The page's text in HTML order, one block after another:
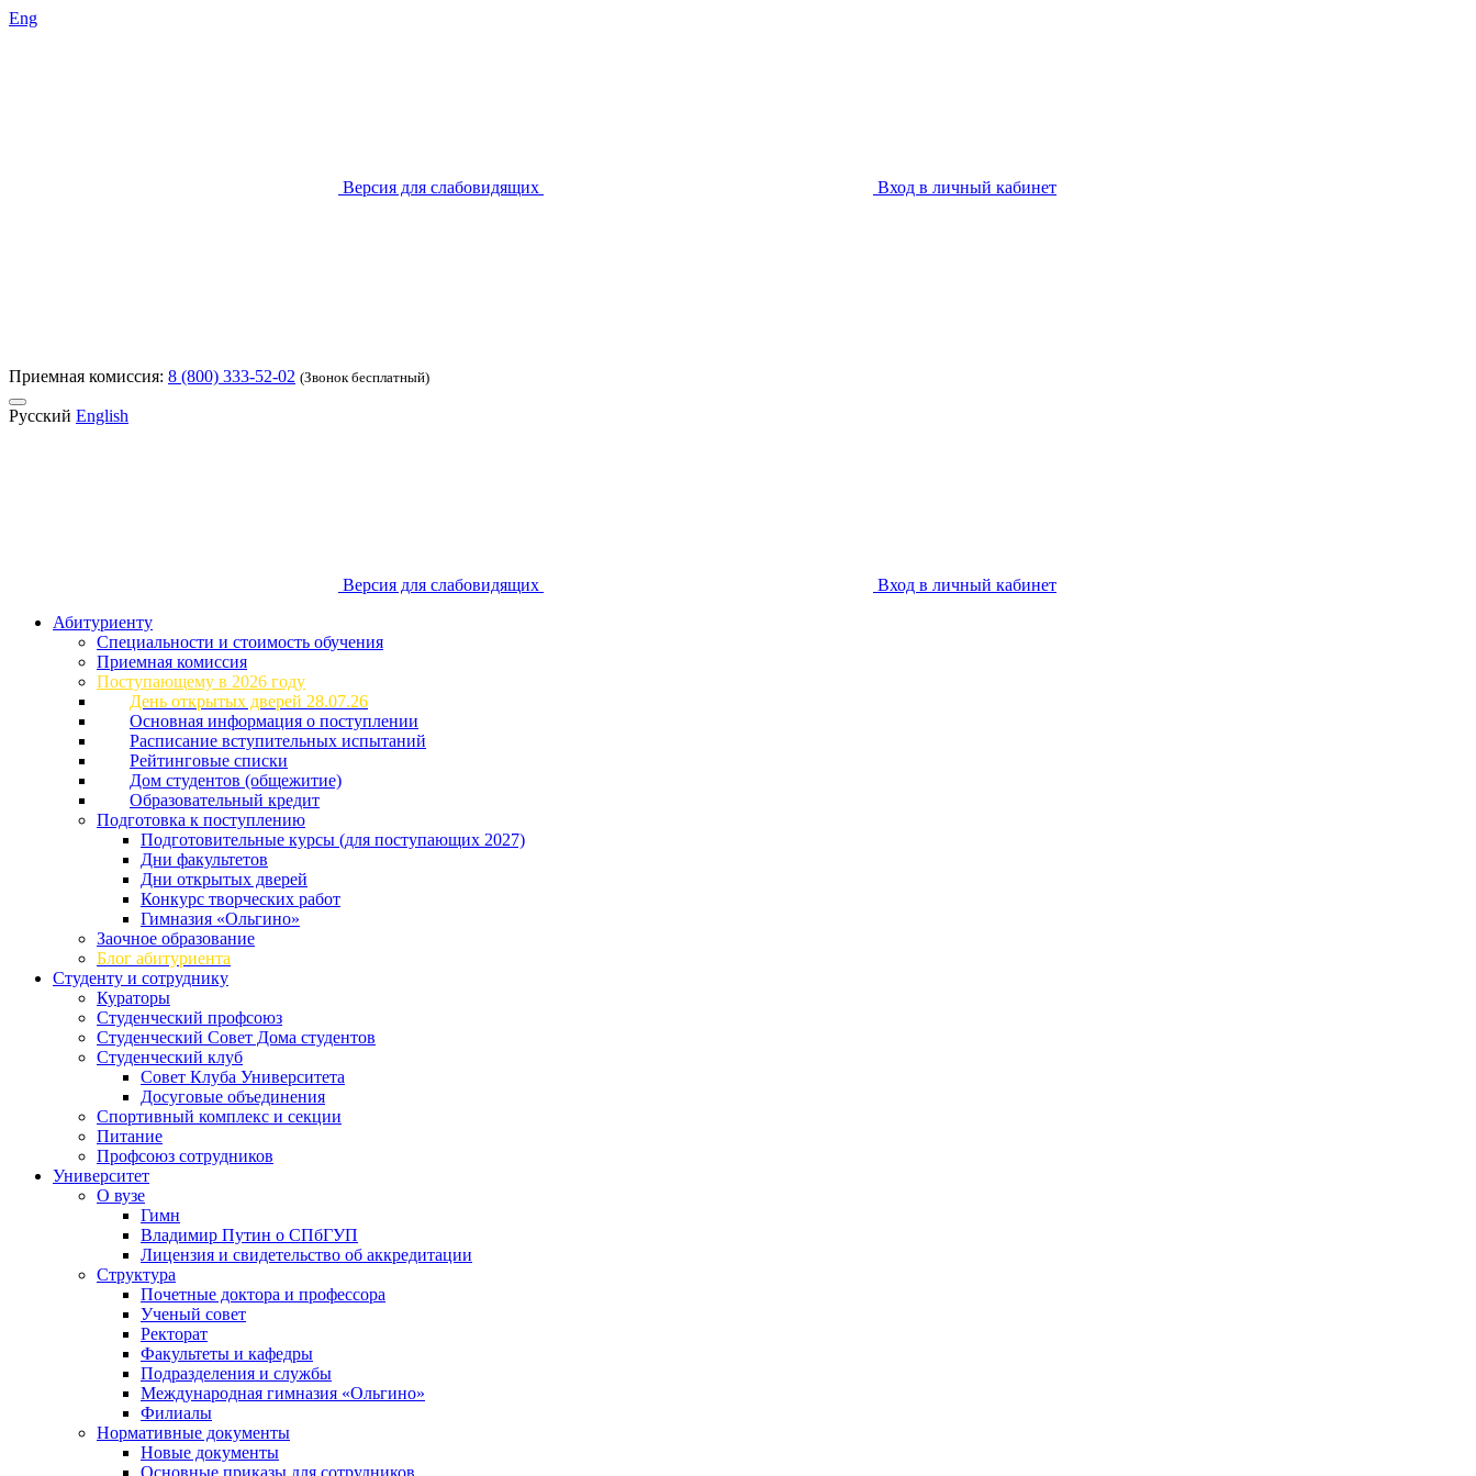
Eng
Версия для слабовидящих Вход в личный кабинет
Приемная комиссия: 8 (800) 333-52-02 (Звонок бесплатный)
Русский English
Версия для слабовидящих
Вход в личный кабинет
Абитуриенту
Специальности и стоимость обучения
Приемная комиссия
Поступающему в 2026 году
День открытых дверей 28.07.26
Основная информация о поступлении
Расписание вступительных испытаний
Рейтинговые списки
Дом студентов (общежитие)
Образовательный кредит
Подготовка к поступлению
Подготовительные курсы (для поступающих 2027)
Дни факультетов
Дни открытых дверей
Конкурс творческих работ
Гимназия «Ольгино»
Заочное образование
Блог абитуриента
Студенту и сотруднику
Кураторы
Студенческий профсоюз
Студенческий Совет Дома студентов
Студенческий клуб
Совет Клуба Университета
Досуговые объединения
Спортивный комплекс и секции
Питание
Профсоюз сотрудников
Университет
О вузе
Гимн
Владимир Путин о СПбГУП
Лицензия и свидетельство об аккредитации
Структура
Почетные доктора и профессора
Ученый совет
Ректорат
Факультеты и кафедры
Подразделения и службы
Международная гимназия «Ольгино»
Филиалы
Нормативные документы
Новые документы
Основные приказы для сотрудников